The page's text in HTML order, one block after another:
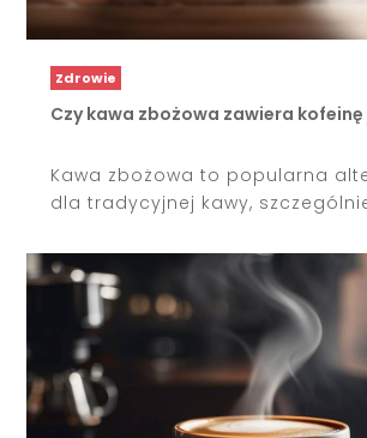
Zdrowie
Czy kawa zbożowa zawiera kofeinę
Kawa zbożowa to popularna
dla tradycyjnej kawy,